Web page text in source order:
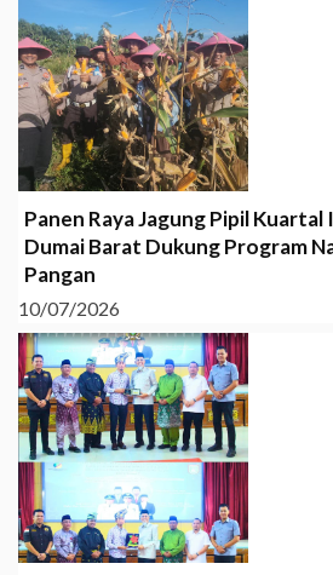
Panen Raya Jagung Pipil Kuartal
Dumai Barat Dukung Program
Pangan
10/07/2026